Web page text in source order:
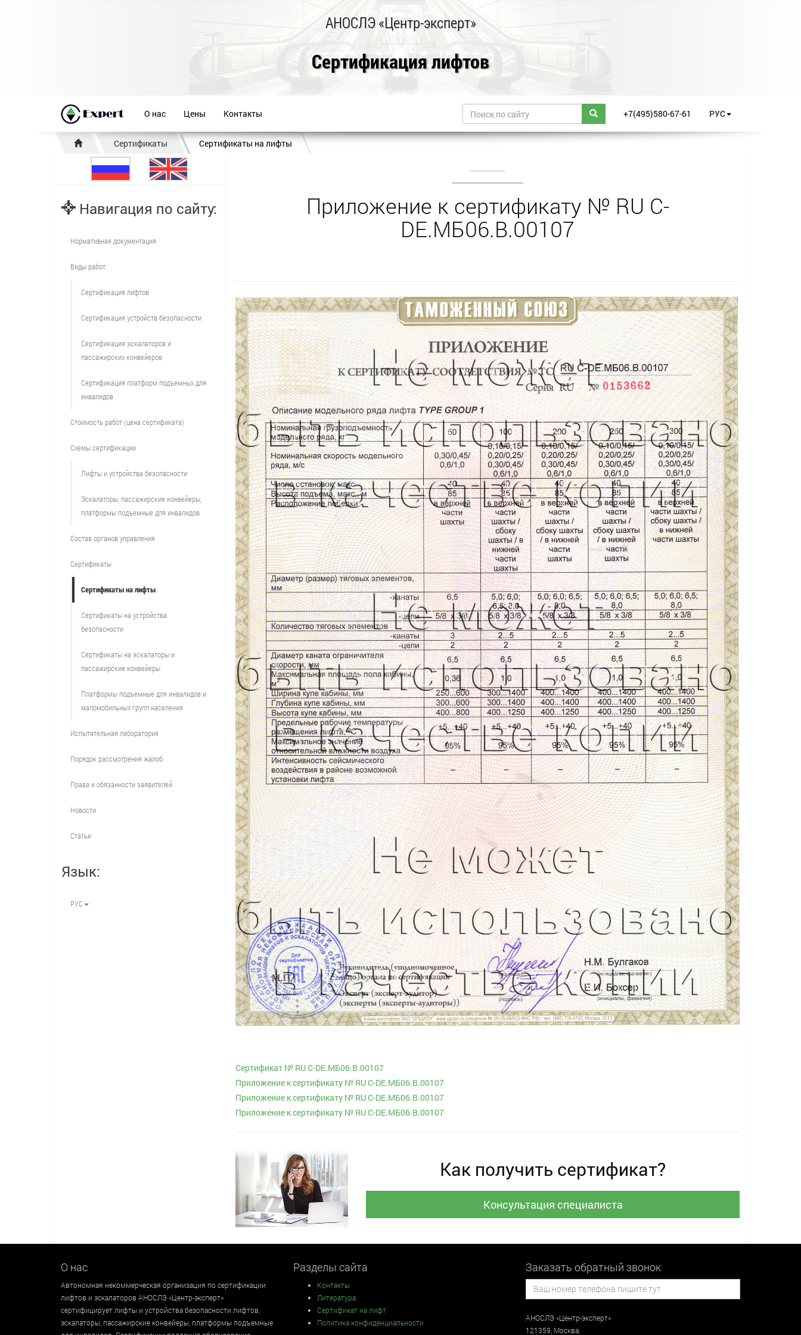
АНОСЛЭ «Центр-эксперт»
Сертификация лифтов
О нас Цены Контакты +7(495)580-67-61 РУС
Сертификаты Сертификаты на лифты
Приложение к сертификату № RU С-
DE.МБ06.B.00107
Сертификат № RU С-DE.МБ06.B.00107
Приложение к сертификату № RU С-DE.МБ06.B.00107
Приложение к сертификату № RU С-DE.МБ06.B.00107
Приложение к сертификату № RU С-DE.МБ06.B.00107
Как получить сертификат?
Консультация специалиста
Навигация по сайту:
Нормативная документация
Виды работ
Сертификация лифтов
Сертификация устройств безопасности
Сертификация эскалаторов и
пассажирских конвейеров
Сертификация платформ подъемных для
инвалидов
Стоимость работ (цена сертификата)
Схемы сертификации
Лифты и устройства безопасности
Эскалаторы, пассажирские конвейеры,
платформы подъемные для инвалидов
Состав органов управления
Сертификаты
Сертификаты на лифты
Сертификаты на устройства
безопасности
Сертификаты на эскалаторы и
пассажирские конвейеры
Платформы подъемные для инвалидов и
маломобильных групп населения
Испытательная лаборатория
Порядок рассмотрения жалоб
Права и обязанности заявителей
Новости
Статьи
Язык:
РУС
О нас
Автономная некоммерческая организация по сертификации
лифтов и эскалаторов АНОСЛЭ «Центр-эксперт»
сертифицирует лифты и устройства безопасности лифтов,
эскалаторы, пассажирские конвейеры, платформы подъемные
Разделы сайта
Контакты
Литература
Сертификат на лифт
Политика конфиденциальности
Заказать обратный звонок
АНОСЛЭ «Центр-эксперт»
121359 Москва